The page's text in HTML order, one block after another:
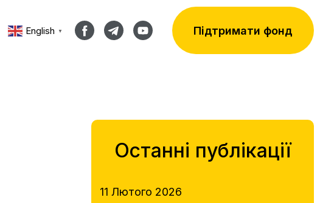
English ▼ Підтримати фонд
Останні публікації
11 Лютого 2026